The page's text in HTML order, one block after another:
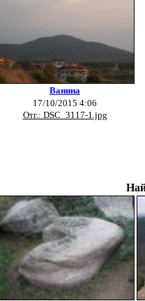
Ванина
17/10/2015 4:06
Отг.: DSC_3117-1.jpg